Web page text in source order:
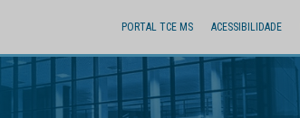
PORTAL TCE MS ACESSIBILIDADE